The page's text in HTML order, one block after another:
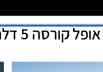
אופל קורסה 5 דלתות